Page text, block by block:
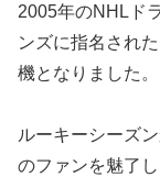
2005年のNHLド
ンズに指名され
機となりました。
ルーキーシーズ
のファンを魅了し